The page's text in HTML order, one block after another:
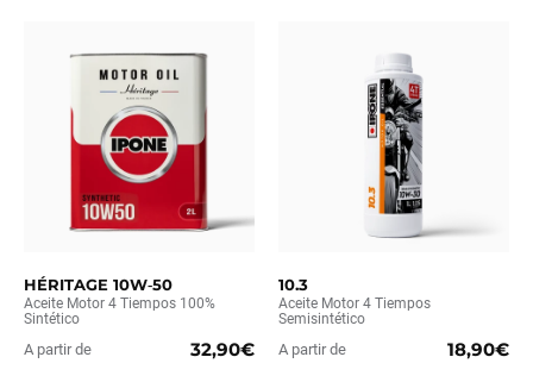
HÉRITAGE 10W‑50
Aceite Motor 4 Tiempos 100%
Sintético
A partir de 32,90€
10.3
Aceite Motor 4 Tiempos
Semisintético
A partir de 18,90€